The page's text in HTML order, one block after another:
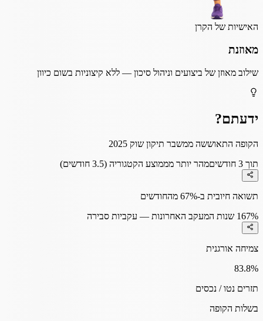
האישיות של הקרן
מאוזנת
שילוב מאוזן של ביצועים וניהול סיכון — ללא קיצוניות בשום כיוון
ידעתם?
הקופה התאוששה ממשבר תיקון שוק 2025
תוך 3 חודשים
מהר יותר מממוצע הקטגוריה (3.5 חודשים)
תשואה חיובית ב-67% מהחודשים
67%1 שנות המעקב האחרונות — עקביות סבירה
צמיחה אורגנית
83.8%
תזרים נטו / נכסים
בשלות הקופה